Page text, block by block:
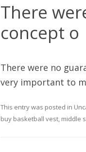
There
concept o
There were no
very important to
This entry was posted in
buy basketball vest, middle